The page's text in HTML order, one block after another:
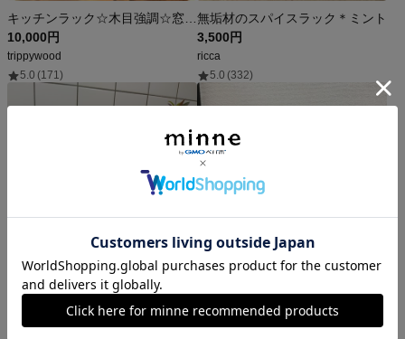
10,000円
trippywood
5.0 (171)
無垢材のスパイスラック＊ミント
3,500円
ricca
5.0 (332)
IRON BULLS
650円
グリーンラベル